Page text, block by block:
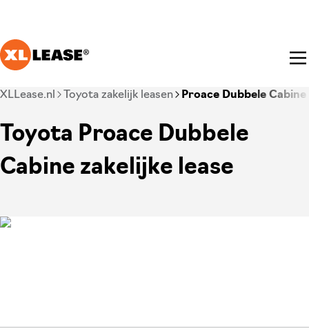
Je bent nu voorbij het hoofdmenu
XLLease.nl Toyota zakelijk leasen Proace Dubbele Cabine
Toyota Proace Dubbele
Cabine zakelijke lease